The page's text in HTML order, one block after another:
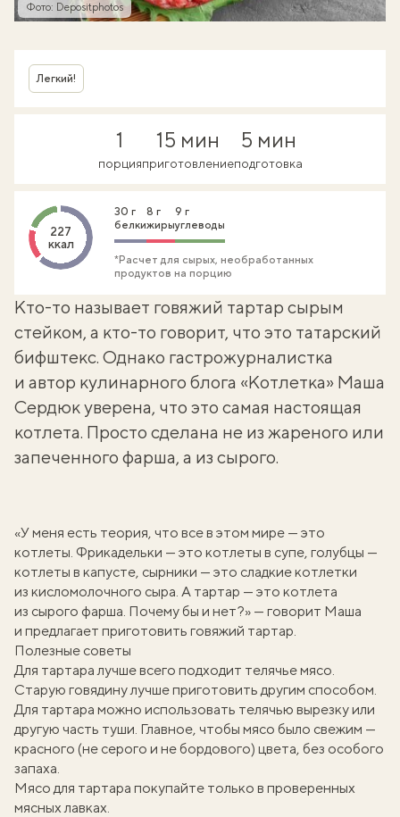
Фото: Depositphotos
Легкий!
1
порция
15 мин
приготовление
5 мин
подготовка
227
ккал
30 г
белки
8 г
жиры
9 г
углеводы
*Расчет для сырых, необработанных
продуктов на порцию
Кто-то называет говяжий тартар сырым
стейком, а кто-то говорит, что это татарский
бифштекс. Однако гастрожурналистка
и автор кулинарного блога «Котлетка» Маша
Сердюкуверена, что это самая настоящая
котлета. Просто сделана не из жареного или
запеченного фарша, а из сырого.
«У меня есть теория, что все в этом мире — это
котлеты. Фрикадельки — это котлеты в супе, голубцы —
котлеты в капусте, сырники — это сладкие котлетки
из кисломолочного сыра. А тартар — это котлета
из сырого фарша. Почему бы и нет?» — говорит Маша
и предлагает приготовить говяжий тартар.
Полезные советы
Для тартара лучше всего подходит телячье мясо.
Старую говядину лучше приготовить другим способом.
Для тартара можно использовать телячью вырезку или
другую часть туши. Главное, чтобы мясо было свежим —
красного (не серого и не бордового) цвета, без особого
запаха.
Мясо для тартара покупайте только в проверенных
мясных лавках.